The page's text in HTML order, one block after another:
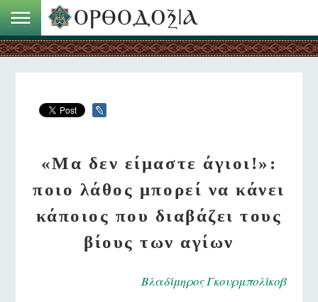
«Μα δεν είμαστε άγιοι!»:
ποιο λάθος μπορεί να κάνει
κάποιος που διαβάζει τους
βίους των αγίων
Βλαδίμηρος Γκουρμπολίκοβ